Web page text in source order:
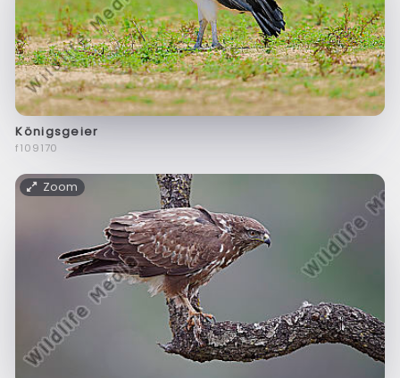
Königsgeier
f109170
Zoom